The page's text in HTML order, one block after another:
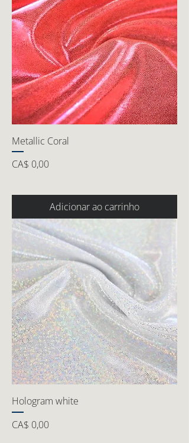
Metallic Coral
Preço
CA$ 0,00
Adicionar ao carrinho
Hologram white
Preço
CA$ 0,00